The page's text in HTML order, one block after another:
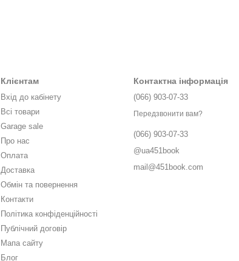
Клієнтам
Вхід до кабінету
Всі товари
Garage sale
Про нас
Оплата
Доставка
Обмін та повернення
Контакти
Політика конфіденційності
Публічний договір
Мапа сайту
Блог
Контактна інформація
(066) 903-07-33
Передзвонити вам?
(066) 903-07-33
@ua451book
mail@451book.com